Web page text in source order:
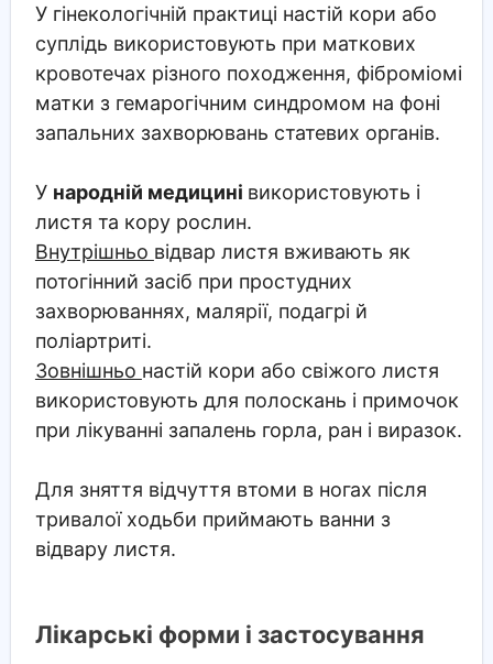
У гінекологічній практиці настій кори або
суплідь використовують при маткових
кровотечах різного походження, фіброміомі
матки з гемарогічним синдромом на фоні
запальних захворювань статевих органів.
У народній медицині використовують і
листя та кору рослин.
Внутрішньо відвар листя вживають як
потогінний засіб при простудних
захворюваннях, малярії, подагрі й
поліартриті.
Зовнішньо настій кори або свіжого листя
використовують для полоскань і примочок
при лікуванні запалень горла, ран і виразок.
Для зняття відчуття втоми в ногах після
тривалої ходьби приймають ванни з
відвару листя.
Лікарські форми і застосування